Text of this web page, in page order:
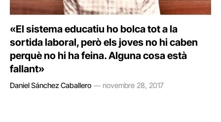
«El sistema educatiu ho bolca tot a la
sortida laboral, però els joves no hi caben
perquè no hi ha feina. Alguna cosa està
fallant»
Daniel Sánchez Caballero novembre 28, 2017